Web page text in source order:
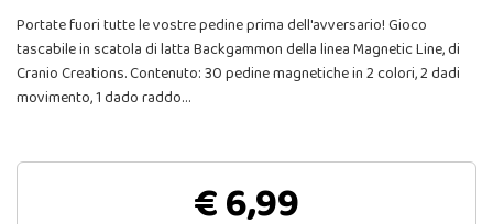
Portate fuori tutte le vostre pedine prima dell'avversario! Gioco
tascabile in scatola di latta Backgammon della linea Magnetic Line, di
Cranio Creations. Contenuto: 30 pedine magnetiche in 2 colori, 2 dadi
movimento, 1 dado raddo…
€ 6,99